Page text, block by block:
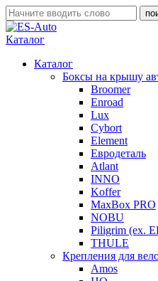
Каталог
Каталог
Боксы на крышу
Broomer
Enroad
Lux
Cybort
Element
Евродеталь
Atlant
INNO
Koffer
MaxBox PRO
NOBU
Piligrim (ex.
THULE
Крепления для
Amos